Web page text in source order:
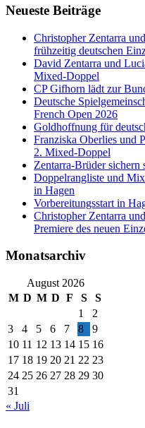
Archiv
Neueste Beiträge
Christopher Zentarra
frühzeitig deutschen
David Zentarra und
Mixed-Doppel
CP Gifhorn lädt zur
Deutsche
French Open 2026
Goldhoffnung für
Franziska Oberlies und
2. Mixed-Doppel
Zentarra-Brüder sichern
Doppelrangliste und
in Hagen
Vorbereitungsstart in
Christopher Zentarra
Premiere des neuen
Monatsarchiv
August 2026
M D M D F S
S
1
2
3
4 5 6 7 8
9
10 11 12 13 14 15 16
17 18 19 20 21 22 23
24 25 26 27 28 29 30
31
« Juli